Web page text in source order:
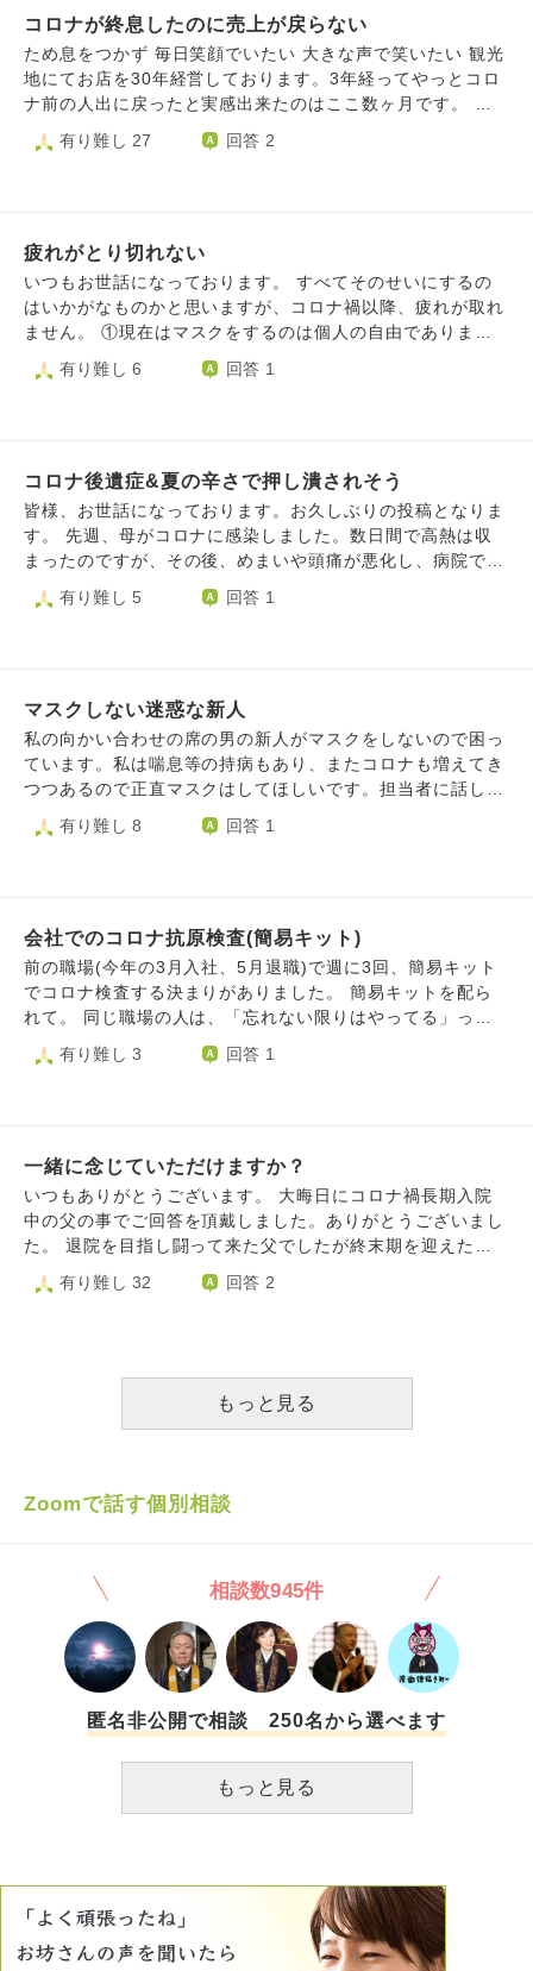
くはないけど乾燥すると言っていました。 いつもの感じな
んじゃない？とは言いましたが、母がコロナ中の為5日過ぎ
たあたりから頻繁にリビングに来たからだといじけていま
す。 検査してみるか提案しましたが、痛いから嫌だと言わ
しっかりすれば良いと思います。 母のコロナ対応中に言わ
思ってしまいました。 長くなってしまい申し訳ありませ
ん。励ましの言葉を欲しいです。
で、当日みんな着飾ってる中私はベッドにゲロを吐いていま
した。 この本当に惨めな気持ちを毎年思い出して、残りの
長い人生生きるのでしょうか。どうしたらこの痛みを和らげ
ることができますか。
コロナが終息したのに売上が戻らない
ため息をつかず 毎日笑顔でいたい 大きな声で笑いたい 観光
地にてお店を30年経営しております。3年経ってやっとコロ
ナ前の人出に戻ったと実感出来たのはここ数ヶ月です。 い
つも観光客がいて賑やかに見えますが、遊びに来ても、大人
も子供もお金を使わなくなりました。 近隣のお店も変わら
わらず応援してくれていますので(コロナで当然借金もあり)
閉業はせずになんとか切り抜けたいです。いつかは必ず抜け
出すのもわかっています。 辛くても笑顔で過ごしたり、た
め息をつかないようにする解決方法ってあるのでしょうか？
有り難し 27 回答 2
疲れがとり切れない
いつもお世話になっております。 すべてそのせいにするの
はいかがなものかと思いますが、コロナ禍以降、疲れが取れ
ません。 ①現在はマスクをするのは個人の自由であります
が、通勤電車の中で、ノーマスクの人が平気でせきやくしゃ
みをすることへの怒り ②事務職ですが、自分以外は全員テレ
に相談してもなんだか根本的に考え方が違うの「考え方が暗
すぎる」と言われ、今では本音で話すこともないです。 嫌
なら会社も嫌なら辞めるしかないと考えているのですが、生
活のために通勤し、あと数年で迎える定年までの辛抱と自分
うので、いつも根本的解決を望んでしまい気軽に愚痴をいっ
したが、希望を持つ心の持ちようをアドバイスしていただけ
ないでしょうか？ どうぞよろしくお願いいたします。
有り難し 6 回答 1
コロナ後遺症&夏の辛さで押し潰されそう
皆様、お世話になっております。お久しぶりの投稿となりま
す。 先週、母がコロナに感染しました。数日間で高熱は収
まったのですが、その後、めまいや頭痛が悪化し、病院で後
遺症と診断されました。薬をいただき、来週もう一度診察を
受けるそうです。 いつもあんなにチャキチャキと、多少の
で、もし母がそうなってしまったら、と思うとかなり不安で
す。 また、私自身は検査を受けてなかったのですが、夏バ
テなのか、実は感染していてその後遺症なのか、頭がクラク
ラして疲れやすく、以前のような元気がありません。毎年夏
じです。私は今文学の研究をしながら大学で非常勤講師をし
メさ、うちの家族全般への不安（詳しくはプロフィールをご
覧下さい）自分自身の今後への不安など、夏の異常な暑さの
中で色んな不調や不安が押し寄せています。 これは、神様
や仏様からの「とにかく今はあまり考えずに休め」のサイン
だければ幸いです。 ハスノハの皆様も、どうぞ暑さと、感
有り難し 5 回答 1
マスクしない迷惑な新人
私の向かい合わせの席の男の新人がマスクをしないので困っ
ています。私は喘息等の持病もあり、またコロナも増えてき
つつあるので正直マスクはしてほしいです。担当者に話しま
したが、どうも注意してないみたいです。他にも社会人じゃ
ないような振る舞いが多く、正直迷惑なんですが、 どうし
有り難し 8 回答 1
会社でのコロナ抗原検査(簡易キット)
前の職場(今年の3月入社、5月退職)で週に3回、簡易キット
でコロナ検査する決まりがありました。 簡易キットを配ら
れて。 同じ職場の人は、「忘れない限りはやってる」って
いう人とか、「つい忘れちゃうんだよね～笑」って人とか、
「正直やってないです笑」っていう人がいて、わたしも入社
いなって思ったときもあったけど、検査しませんでした。
一緒に暮らしている母もよく咳をしていたのに。 しかも、
働いていたのは発達障害のある子どもが通う福祉施設なの
に、私は1回きりしか検査しませんでした。 本当は週3が会
たら、職場の子どもにコロナをうつして、さらにその家族
有り難し 3 回答 1
一緒に念じていただけますか？
いつもありがとうございます。 大晦日にコロナ禍長期入院
中の父の事でご回答を頂戴しました。ありがとうございまし
た。 退院を目指し闘って来た父でしたが終末期を迎えた模
様。年始から5日間本人から着信有りましたが途絶えまし
た。 年始にせめて自宅へ…と対応をお願いしていた矢先、
害です。本当に。 次、病院からの着信はおそらくお迎えで
闘病期間も同様に。 我が家だけでは無く全国で起こってし
まっている現実です。 今はただただ苦しまずに眠っていて
お坊さま。どうか一緒に安楽を念じて頂けると嬉しいです。
檀家に入ったりしている訳では無いので(元々は浄土真宗の
檀家でしたが、住職が借金をし寺に保険金を掛けて放火して
しまいました。以来、先祖は自身供養です。) 私が今出来る
事で思い浮かんだのがこちらでのお願いでした。どうぞよろ
しくお願い致します。
有り難し 32 回答 2
もっと見る
Zoomで話す個別相談
相談数945件
匿名非公開で相談 250名から選べます
もっと見る